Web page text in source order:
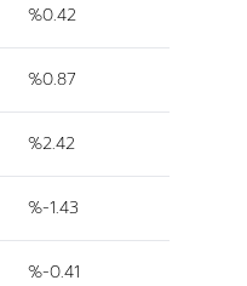
%0.42
%0.87
%2.42
%-1.43
%-0.41